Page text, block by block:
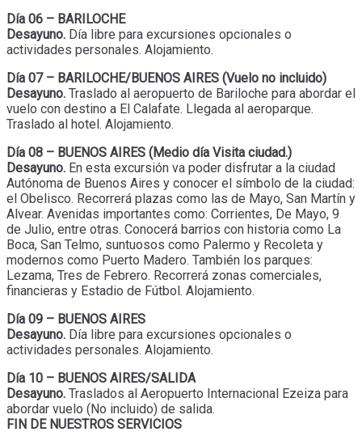
Día 06 – BARILOCHE
Desayuno. Día libre para excursiones opcionales o
actividades personales. Alojamiento.
Día 07 – BARILOCHE/BUENOS AIRES (Vuelo no incluido)
Desayuno. Traslado al aeropuerto de Bariloche para abordar el
vuelo con destino a El Calafate. Llegada al aeroparque.
Traslado al hotel. Alojamiento.
Día 08 – BUENOS AIRES (Medio día Visita ciudad.)
Desayuno. En esta excursión va poder disfrutar a la ciudad
Autónoma de Buenos Aires y conocer el símbolo de la ciudad:
el Obelisco. Recorrerá plazas como las de Mayo, San Martín y
Alvear. Avenidas importantes como: Corrientes, De Mayo, 9
de Julio, entre otras. Conocerá barrios con historia como La
Boca, San Telmo, suntuosos como Palermo y Recoleta y
modernos como Puerto Madero. También los parques:
Lezama, Tres de Febrero. Recorrerá zonas comerciales,
financieras y Estadio de Fútbol. Alojamiento.
Día 09 – BUENOS AIRES
Desayuno. Día libre para excursiones opcionales o
actividades personales. Alojamiento.
Día 10 – BUENOS AIRES/SALIDA
Desayuno. Traslados al Aeropuerto Internacional Ezeiza para
abordar vuelo (No incluido) de salida.
FIN DE NUESTROS SERVICIOS